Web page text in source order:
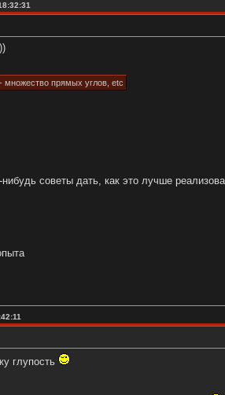
множество прямых углов, etc
советы дать, как это лучше
глупость